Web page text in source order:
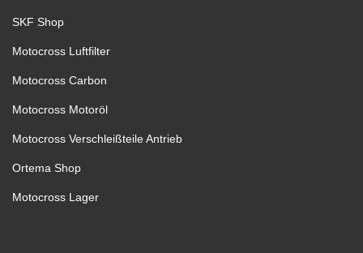
SKF Shop
Motocross Luftfilter
Motocross Carbon
Motocross Motoröl
Motocross Verschleißteile Antrieb
Ortema Shop
Motocross Lager